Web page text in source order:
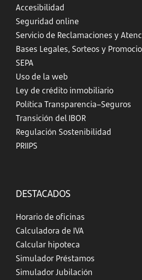
Accesibilidad
Seguridad online
Servicio de Reclamaciones y
Bases Legales, Sorteos y
SEPA
Uso de la web
Ley de crédito inmobiliario
Política Transparencia–Seguros
Transición del IBOR
Regulación Sostenibilidad
PRIIPS
DESTACADOS
Horario de oficinas
Calculadora de IVA
Calcular hipoteca
Simulador Préstamos
Simulador Jubilación